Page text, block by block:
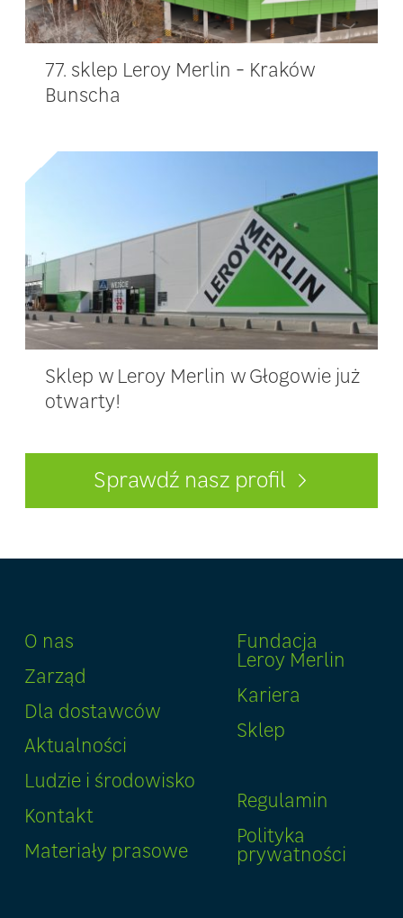
Sprawdź nasz profil
77. sklep Leroy Merlin - Kraków
Bunscha
Sklep w Leroy Merlin w Głogowie już
otwarty!
O nas
Zarząd
Dla dostawców
Aktualności
Ludzie i środowisko
Kontakt
Materiały prasowe
Fundacja
Leroy Merlin
Kariera
Sklep
Regulamin
Polityka
prywatności